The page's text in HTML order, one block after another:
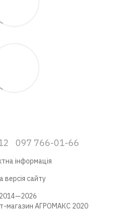
097 766-01-66
інформація
версія сайту
магазин АГРОМАКС 2020